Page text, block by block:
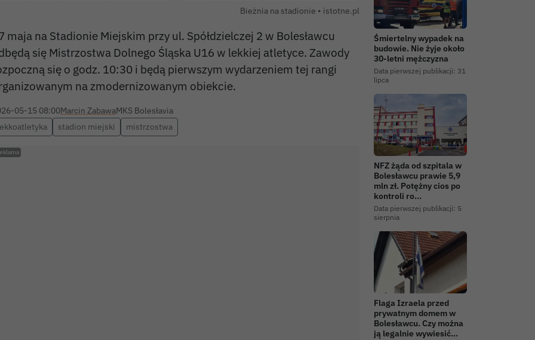
Bieżnia na stadionie • Autor zdjęcia:
istotne.pl
maja na Stadionie Miejskim przy ul. Spółdzielczej 2 w Bolesławcu
się Mistrzostwa Dolnego Śląska U16 w lekkiej atletyce. Zawody
się o godz. 10:30 i będą pierwszym wydarzeniem tej rangi
na zmodernizowanym obiekcie.
05-15 08:00Marcin ZabawaMKS Bolesłavia
stadion miejski mistrzostwa
Śmiertelny wypadek na
budowie. Nie żyje około
30-letni mężczyzna
Data pierwszej publikacji: 31
lipca
NFZ żąda od szpitala w
Bolesławcu prawie 5,9
mln zł. Potężny cios po
kontroli ro…
Data pierwszej publikacji: 5
sierpnia
Flaga Izraela przed
prywatnym domem w
Bolesławcu. Czy można
ją legalnie wywiesić…